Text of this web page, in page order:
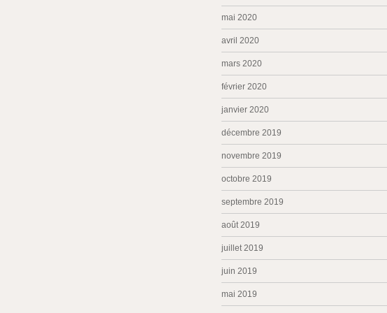
mai 2020
avril 2020
mars 2020
février 2020
janvier 2020
décembre 2019
novembre 2019
octobre 2019
septembre 2019
août 2019
juillet 2019
juin 2019
mai 2019